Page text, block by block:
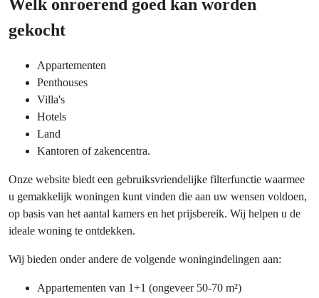
Welk onroerend goed kan worden
gekocht
Appartementen
Penthouses
Villa's
Hotels
Land
Kantoren of zakencentra.
Onze website biedt een gebruiksvriendelijke filterfunctie waarmee
u gemakkelijk woningen kunt vinden die aan uw wensen voldoen,
op basis van het aantal kamers en het prijsbereik. Wij helpen u de
ideale woning te ontdekken.
Wij bieden onder andere de volgende woningindelingen aan:
Appartementen van 1+1 (ongeveer 50-70 m²)